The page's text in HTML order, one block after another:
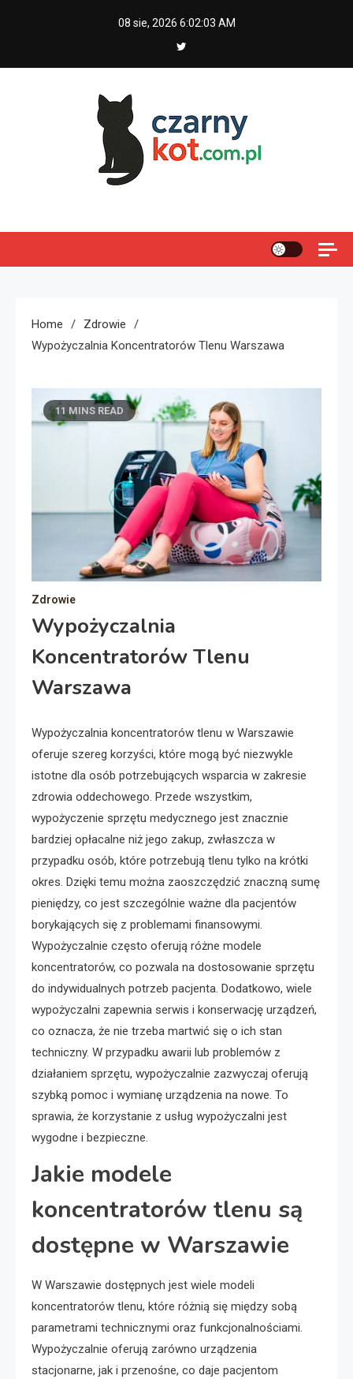
08 sie, 2026 6:02:04 AM
Home
Zdrowie
Wypożyczalnia Koncentratorów Tlenu Warszawa
11 MINS READ
Zdrowie
Wypożyczalnia
Koncentratorów Tlenu
Warszawa
Wypożyczalnia koncentratorów tlenu w Warszawie
oferuje szereg korzyści, które mogą być niezwykle
istotne dla osób potrzebujących wsparcia w zakresie
zdrowia oddechowego. Przede wszystkim,
wypożyczenie sprzętu medycznego jest znacznie
bardziej opłacalne niż jego zakup, zwłaszcza w
przypadku osób, które potrzebują tlenu tylko na krótki
okres. Dzięki temu można zaoszczędzić znaczną sumę
pieniędzy, co jest szczególnie ważne dla pacjentów
borykających się z problemami finansowymi.
Wypożyczalnie często oferują różne modele
koncentratorów, co pozwala na dostosowanie sprzętu
do indywidualnych potrzeb pacjenta. Dodatkowo, wiele
wypożyczalni zapewnia serwis i konserwację urządzeń,
co oznacza, że nie trzeba martwić się o ich stan
techniczny. W przypadku awarii lub problemów z
działaniem sprzętu, wypożyczalnie zazwyczaj oferują
szybką pomoc i wymianę urządzenia na nowe. To
sprawia, że korzystanie z usług wypożyczalni jest
wygodne i bezpieczne.
Jakie modele
koncentratorów tlenu są
dostępne w Warszawie
W Warszawie dostępnych jest wiele modeli
koncentratorów tlenu, które różnią się między sobą
parametrami technicznymi oraz funkcjonalnościami.
Wypożyczalnie oferują zarówno urządzenia
stacjonarne, jak i przenośne, co daje pacjentom